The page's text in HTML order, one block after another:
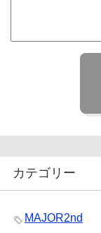
カテゴリー
MAJOR2nd